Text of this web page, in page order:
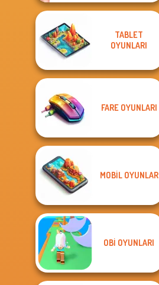
TABLET
OYUNLARI
FARE OYUNLARI
MOBIL OYUNLAR
OBI OYUNLARI